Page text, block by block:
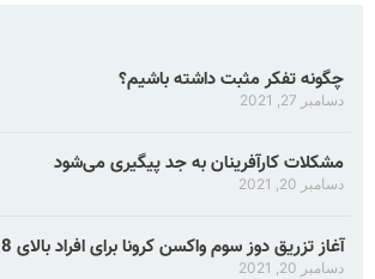
چگونه تفکر مثبت داشته باشیم؟
دسامبر 27, 2021
مشکلات کارآفرینان به جد پیگیری می‌شود
دسامبر 20, 2021
آغاز تزریق دوز سوم واکسن کرونا برای افراد بالای 18 سال
دسامبر 20, 2021